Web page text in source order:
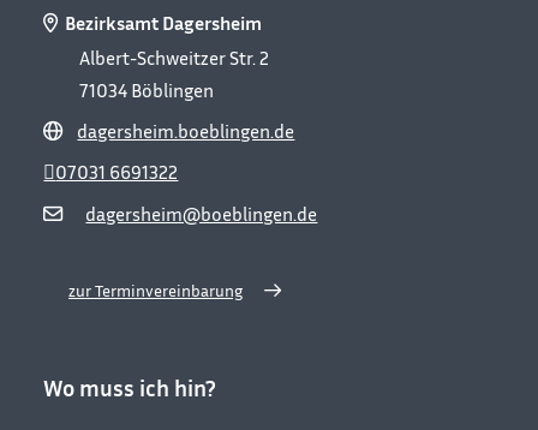
Bezirksamt Dagersheim
Albert-Schweitzer Str. 2
71034 Böblingen
dagersheim.boeblingen.de
dagersheim@boeblingen.de
07031 6691322
zur Terminvereinbarung
Wo muss ich hin?